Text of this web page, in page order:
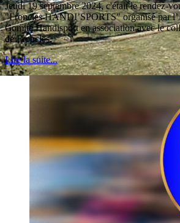
Jeudi 19 septembre 2024, c'était le rendez-
"Froncles HANDI’SPORTS" organisé par
Comité Handisport en association avec le
de Froncles.
Lire la suite...